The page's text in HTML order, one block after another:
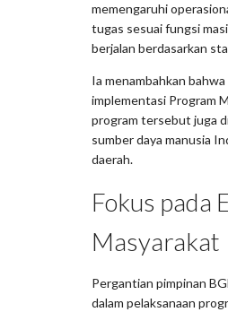
memengaruhi
tugas sesuai fungsi
berjalan berdasarkan
Ia menambahkan
implementasi Program
program tersebut juga
sumber daya manusia
daerah.
Fokus pada
Masyarakat
Pergantian pimpinan
dalam pelaksanaan